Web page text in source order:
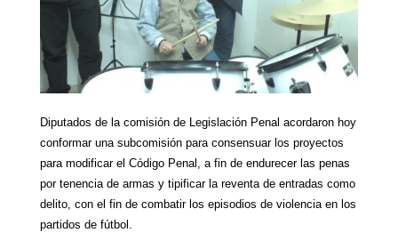
Diputados de la comisión de Legislación Penal acordaron hoy
conformar una subcomisión para consensuar los proyectos
para modificar el Código Penal, a fin de endurecer las penas
por tenencia de armas y tipificar la reventa de entradas como
delito, con el fin de combatir los episodios de violencia en los
partidos de fútbol.